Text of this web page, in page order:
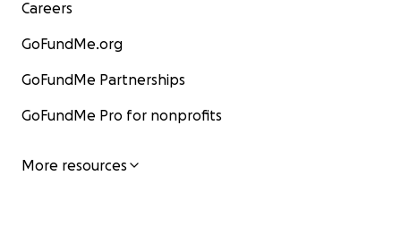
Careers
GoFundMe.org
GoFundMe Partnerships
GoFundMe Pro for nonprofits
More resources